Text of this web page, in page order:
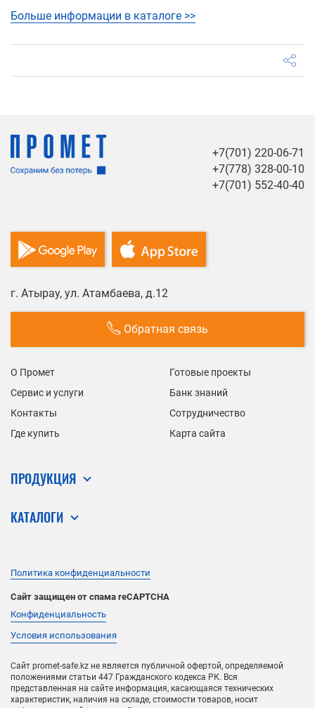
Больше информации в каталоге >>
+7(701) 220-06-71
+7(778) 328-00-10
+7(701) 552-40-40
г. Атырау, ул. Атамбаева, д.12
Обратная связь
О Промет
Готовые проекты
Сервис и услуги
Банк знаний
Контакты
Сотрудничество
Где купить
Карта сайта
ПРОДУКЦИЯ
КАТАЛОГИ
Политика конфиденциальности
Сайт защищен от спама reCAPTCHA
Конфиденциальность
Условия использования
Сайт promet-safe.kz не является публичной офертой, определяемой
положениями статьи 447 Гражданского кодекса РК. Вся
представленная на сайте информация, касающаяся технических
характеристик, наличия на складе, стоимости товаров, носит